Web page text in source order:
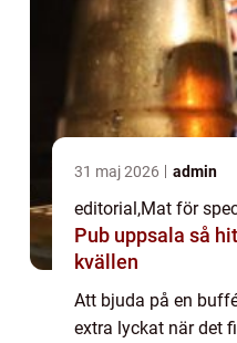
31 maj 2026 admin
editorial,Mat för
Pub uppsala så hittar du rätt ställe för
kvällen
Att bjuda på en
extra lyckat när det